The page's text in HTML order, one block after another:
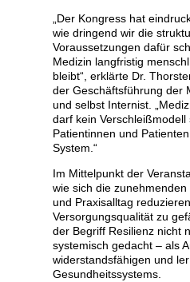
„Der Kongress hat
wie dringend wir die
Voraussetzungen dafür
Medizin langfristig
bleibt“, erklärte Dr.
der Geschäftsführung der
und selbst Internist.
darf kein
Patientinnen und
System.“
Im Mittelpunkt der
wie sich die
und Praxisalltag
Versorgungsqualität zu
der Begriff Resilienz nicht
systemisch gedacht – als
widerstandsfähigen und
Gesundheitssystems.